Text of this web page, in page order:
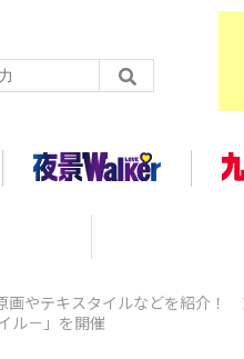
画やテキスタイルなどを紹介
ル－」を開催